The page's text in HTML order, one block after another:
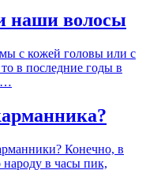
наши волосы
с кожей головы или с
в последние годы в
Конечно, в
народу в часы пик,